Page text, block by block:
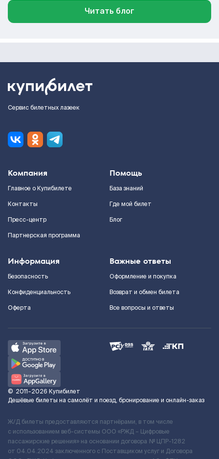
Читать блог
Сервис билетных лазеек
Компания
Главное о Купибилете
Контакты
Пресс-центр
Партнерская программа
Помощь
База знаний
Где мой билет
Блог
Информация
Безопасность
Конфиденциальность
Оферта
Важные ответы
Оформление и покупка
Возврат и обмен билета
Все вопросы и ответы
© 2011–2026 Купибилет
Дешёвые билеты на самолёт и поезд, бронирование и онлайн-заказ
Ж/Д билеты предоставляются партнёрами, в том числе
с использованием веб-системы ООО «РЖД – Цифровые
пассажирские решения» на основании договора № ЦПР-1282
от 04.04.2024 заключенного с Поставщиком услуг и Договора